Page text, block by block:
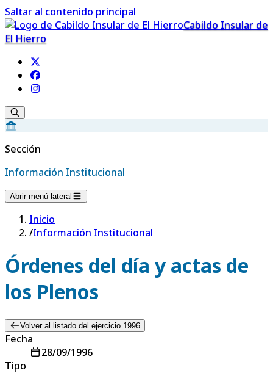
Saltar al contenido principal
Cabildo Insular de
El Hierro
Sección
Información Institucional
Abrir menú lateral
Inicio
/Información Institucional
Órdenes del día y actas de
los Plenos
Volver al listado del ejercicio 1996
Fecha
28/09/1996
Tipo